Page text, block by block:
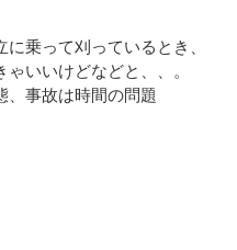
乗って刈っているとき、
いいけどなどと、、。
、事故は時間の問題